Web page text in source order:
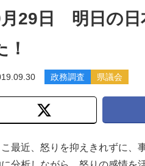
29日 明日の日
！
政務調査 県議会
こ最近、怒りを抑えきれずに、